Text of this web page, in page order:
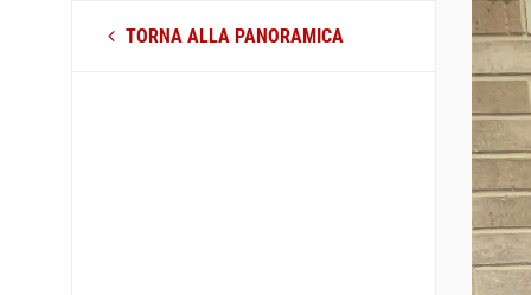
TORNA ALLA PANORAMICA